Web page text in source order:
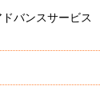
ドバンスサービ